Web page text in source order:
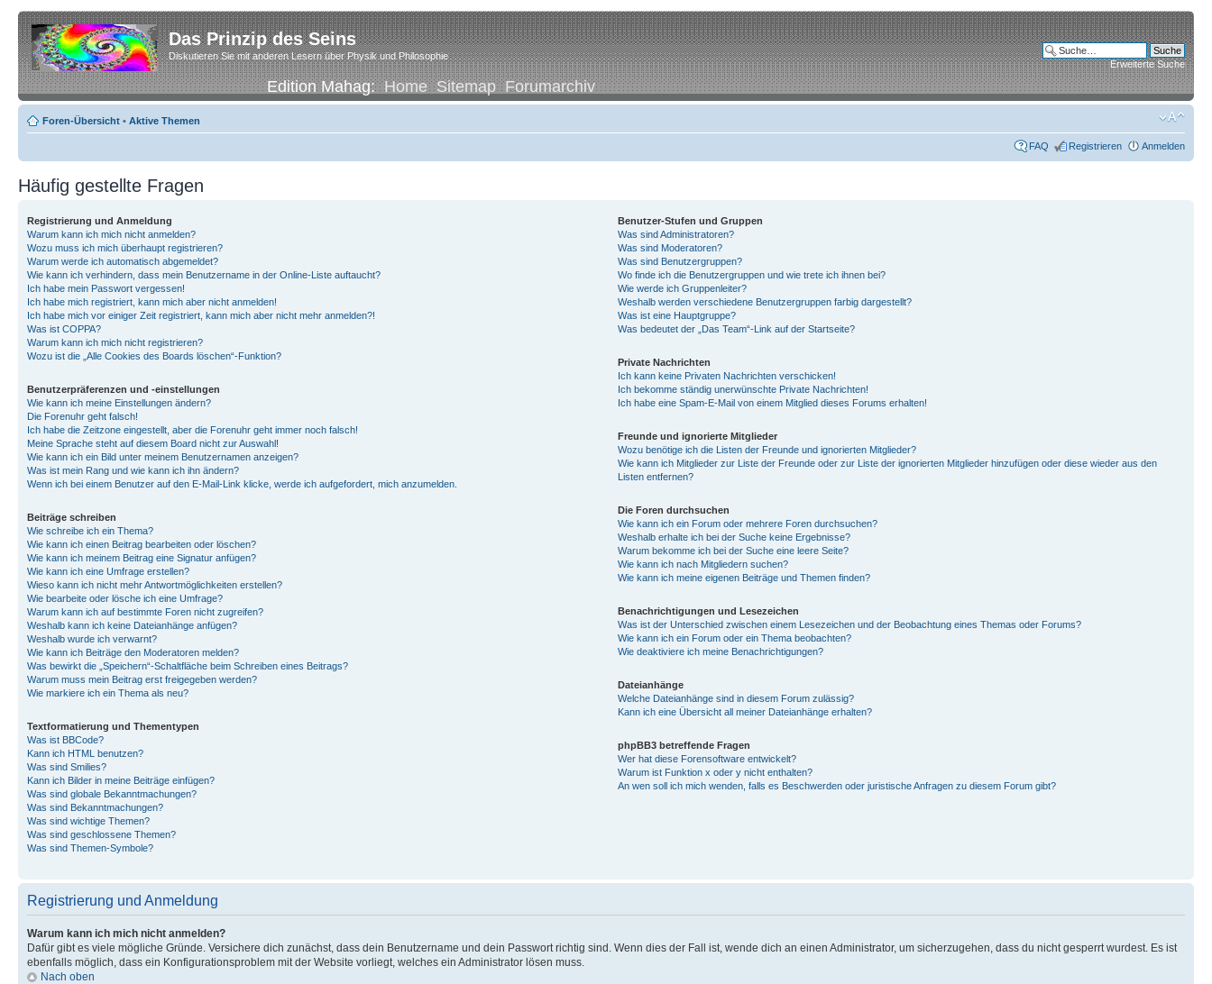
Das Prinzip des Seins
Diskutieren Sie mit anderen Lesern über Physik und Philosophie
Edition Mahag:Home Sitemap Forumarchiv
Erweiterte Suche
Foren-Übersicht • Aktive Themen
FAQ Registrieren Anmelden
Häufig gestellte Fragen
Registrierung und Anmeldung
Warum kann ich mich nicht anmelden?
Wozu muss ich mich überhaupt registrieren?
Warum werde ich automatisch abgemeldet?
Wie kann ich verhindern, dass mein Benutzername in der Online-Liste auftaucht?
Ich habe mein Passwort vergessen!
Ich habe mich registriert, kann mich aber nicht anmelden!
Ich habe mich vor einiger Zeit registriert, kann mich aber nicht mehr anmelden?!
Was ist COPPA?
Warum kann ich mich nicht registrieren?
Wozu ist die „Alle Cookies des Boards löschen“-Funktion?
Benutzerpräferenzen und -einstellungen
Wie kann ich meine Einstellungen ändern?
Die Forenuhr geht falsch!
Ich habe die Zeitzone eingestellt, aber die Forenuhr geht immer noch falsch!
Meine Sprache steht auf diesem Board nicht zur Auswahl!
Wie kann ich ein Bild unter meinem Benutzernamen anzeigen?
Was ist mein Rang und wie kann ich ihn ändern?
Wenn ich bei einem Benutzer auf den E-Mail-Link klicke, werde ich aufgefordert, mich anzumelden.
Beiträge schreiben
Wie schreibe ich ein Thema?
Wie kann ich einen Beitrag bearbeiten oder löschen?
Wie kann ich meinem Beitrag eine Signatur anfügen?
Wie kann ich eine Umfrage erstellen?
Wieso kann ich nicht mehr Antwortmöglichkeiten erstellen?
Wie bearbeite oder lösche ich eine Umfrage?
Warum kann ich auf bestimmte Foren nicht zugreifen?
Weshalb kann ich keine Dateianhänge anfügen?
Weshalb wurde ich verwarnt?
Wie kann ich Beiträge den Moderatoren melden?
Was bewirkt die „Speichern“-Schaltfläche beim Schreiben eines Beitrags?
Warum muss mein Beitrag erst freigegeben werden?
Wie markiere ich ein Thema als neu?
Textformatierung und Thementypen
Was ist BBCode?
Kann ich HTML benutzen?
Was sind Smilies?
Kann ich Bilder in meine Beiträge einfügen?
Was sind globale Bekanntmachungen?
Was sind Bekanntmachungen?
Was sind wichtige Themen?
Was sind geschlossene Themen?
Was sind Themen-Symbole?
Benutzer-Stufen und Gruppen
Was sind Administratoren?
Was sind Moderatoren?
Was sind Benutzergruppen?
Wo finde ich die Benutzergruppen und wie trete ich ihnen bei?
Wie werde ich Gruppenleiter?
Weshalb werden verschiedene Benutzergruppen farbig dargestellt?
Was ist eine Hauptgruppe?
Was bedeutet der „Das Team“-Link auf der Startseite?
Private Nachrichten
Ich kann keine Privaten Nachrichten verschicken!
Ich bekomme ständig unerwünschte Private Nachrichten!
Ich habe eine Spam-E-Mail von einem Mitglied dieses Forums erhalten!
Freunde und ignorierte Mitglieder
Wozu benötige ich die Listen der Freunde und ignorierten Mitglieder?
Wie kann ich Mitglieder zur Liste der Freunde oder zur Liste der ignorierten Mitglieder hinzufügen oder diese wieder aus den
Listen entfernen?
Die Foren durchsuchen
Wie kann ich ein Forum oder mehrere Foren durchsuchen?
Weshalb erhalte ich bei der Suche keine Ergebnisse?
Warum bekomme ich bei der Suche eine leere Seite?
Wie kann ich nach Mitgliedern suchen?
Wie kann ich meine eigenen Beiträge und Themen finden?
Benachrichtigungen und Lesezeichen
Was ist der Unterschied zwischen einem Lesezeichen und der Beobachtung eines Themas oder Forums?
Wie kann ich ein Forum oder ein Thema beobachten?
Wie deaktiviere ich meine Benachrichtigungen?
Dateianhänge
Welche Dateianhänge sind in diesem Forum zulässig?
Kann ich eine Übersicht all meiner Dateianhänge erhalten?
phpBB3 betreffende Fragen
Wer hat diese Forensoftware entwickelt?
Warum ist Funktion x oder y nicht enthalten?
An wen soll ich mich wenden, falls es Beschwerden oder juristische Anfragen zu diesem Forum gibt?
Registrierung und Anmeldung
Warum kann ich mich nicht anmelden?
Dafür gibt es viele mögliche Gründe. Versichere dich zunächst, dass dein Benutzername und dein Passwort richtig sind. Wenn dies der Fall ist, wende dich an einen Administrator, um sicherzugehen, dass du nicht gesperrt wurdest. Es ist
ebenfalls möglich, dass ein Konfigurationsproblem mit der Website vorliegt, welches ein Administrator lösen muss.
Nach oben